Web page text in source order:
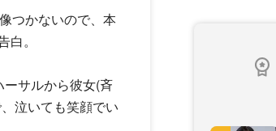
つかないので、本
。
サルから彼女(斉
泣いても笑顔でい